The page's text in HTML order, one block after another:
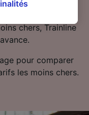
chers, Trainline
pour comparer
les moins chers.
sur la
nos partenaires
de navigation.
de ne
les